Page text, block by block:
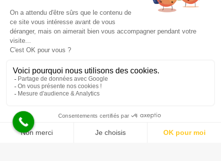
Par tél :
06.51.79.18.79
contact@service-kms.com
Siége : 13 rue Hegesippe Moreau 75018
Paris
Siret : 914 816 848 00016
Ramonage Paris–Fumisterie Paris
Nous utilisons des cookies pour vous garantir la meilleure
expérience sur notre site web. Si vous continuez à utiliser ce